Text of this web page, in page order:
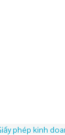
phép kinh